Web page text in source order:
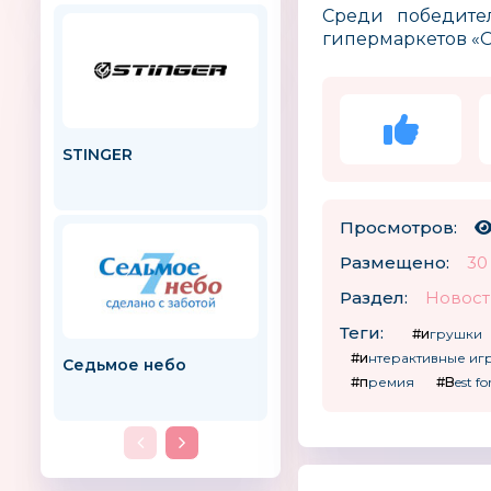
STINGER
Седьмое небо Улётная доставка!
Среди
гипермаркетов
Просмотров:
Размещено:
30
Раздел:
Теги:
#игрушки
#интерактивные
#премия
#Best